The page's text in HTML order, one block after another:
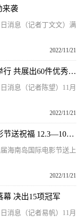
来袭
消息（记者丁文文）满
2022/11/21
文昌灰塑壁画作品展在海南省图书馆举行 共展出60件优秀作品
消息（记者陈望）11月
2022/11/21
每日快播：赵小棠为第四届海南岛电影节送祝福 12.3—10举行
海南岛国际电影节送上
2022/11/21
幕 决出15项冠军
消息（记者易帆）11月